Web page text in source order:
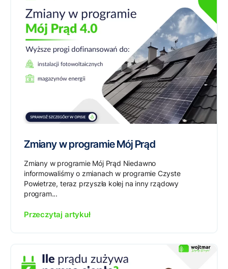
Zmiany w programie Mój Prąd
Zmiany w programie Mój Prąd Niedawno
informowaliśmy o zmianach w programie Czyste
Powietrze, teraz przyszła kolej na inny rządowy
program...
Przeczytaj artykuł